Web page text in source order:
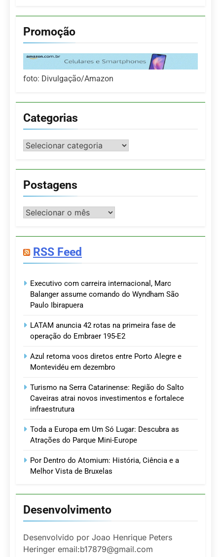
Promoção
foto: Divulgação/Amazon
Categorias
Categorias
Postagens
Postagens
RSS Feed
Executivo com carreira internacional, Marc
Balanger assume comando do Wyndham São
Paulo Ibirapuera
LATAM anuncia 42 rotas na primeira fase de
operação do Embraer 195-E2
Azul retoma voos diretos entre Porto Alegre e
Montevidéu em dezembro
Turismo na Serra Catarinense: Região do Salto
Caveiras atrai novos investimentos e fortalece
infraestrutura
Toda a Europa em Um Só Lugar: Descubra as
Atrações do Parque Mini-Europe
Por Dentro do Atomium: História, Ciência e a
Melhor Vista de Bruxelas
Desenvolvimento
Desenvolvido por Joao Henrique Peters
Heringer email:b17879@gmail.com